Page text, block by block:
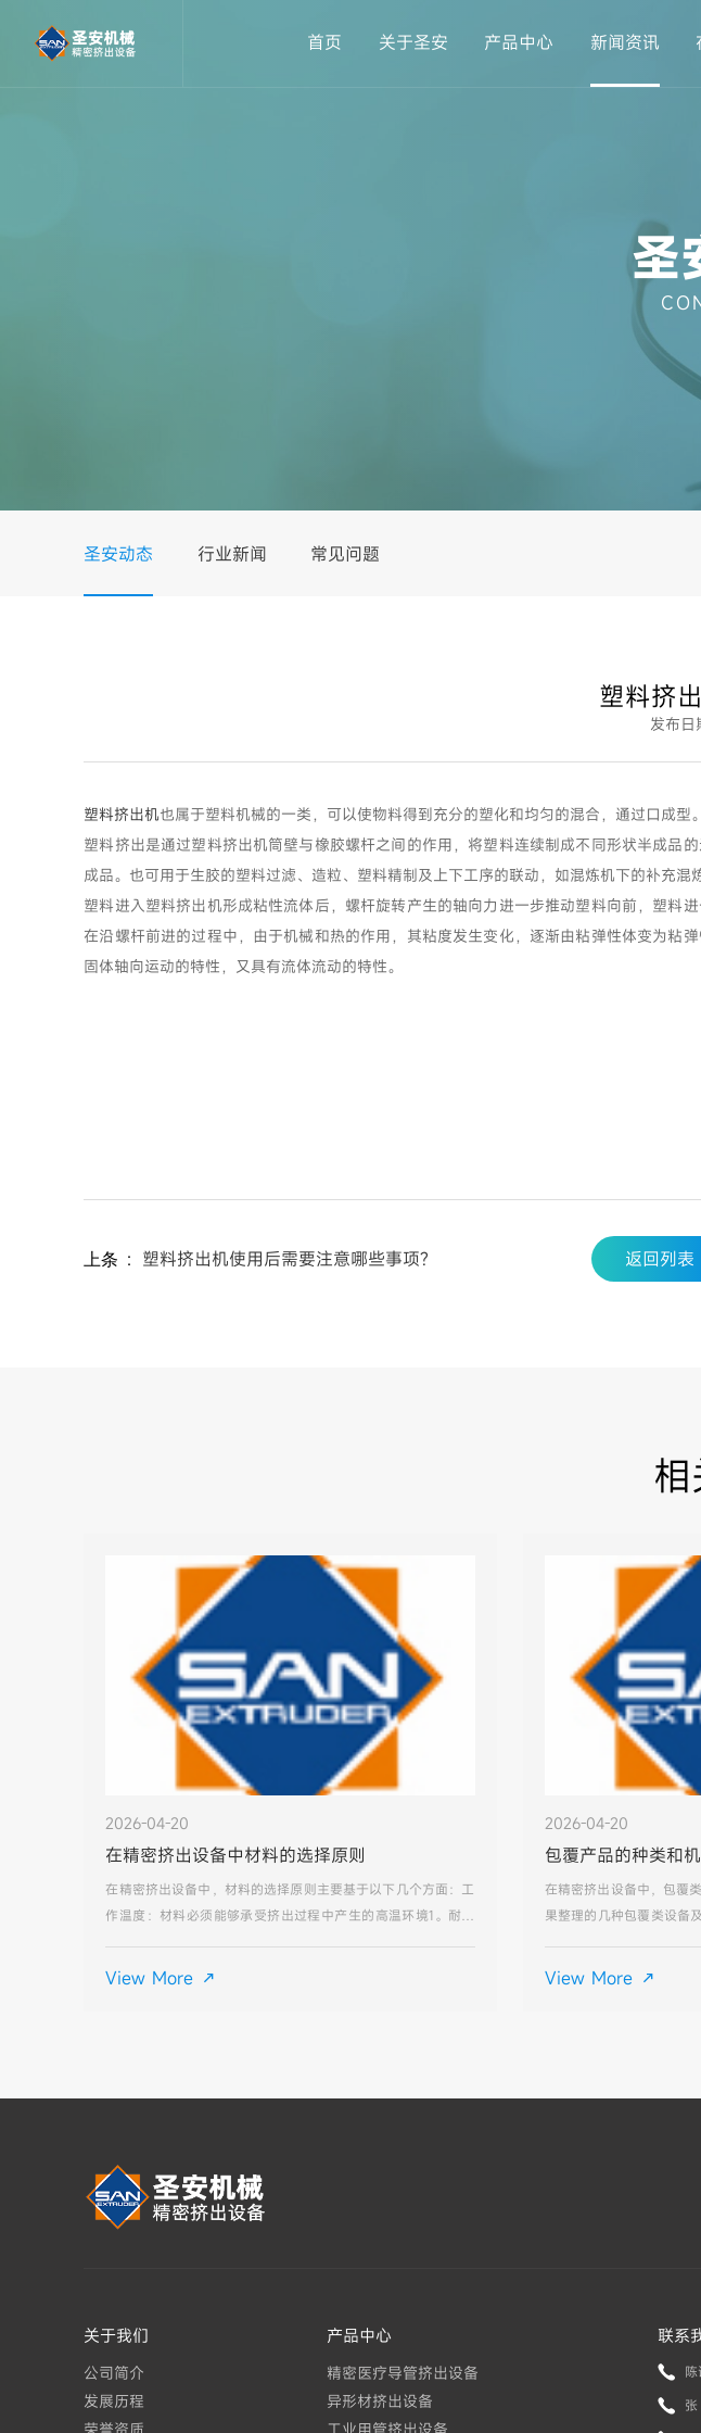
首页 关于圣安 产品中心 新闻资讯
圣
圣安动态 行业新闻 常见问题
塑料挤
发布
塑料挤出机也属于塑料机械的一类，可以使物料得到充分的塑化和均匀的混合，通过口成型。
塑料挤出是通过塑料挤出机筒壁与橡胶螺杆之间的作用，将塑料连续制成不同形状半成
成品。也可用于生胶的塑料过滤、造粒、塑料精制及上下工序的联动，如混炼机下的补充混
塑料进入塑料挤出机形成粘性流体后，螺杆旋转产生的轴向力进一步推动塑料向前，塑料
在沿螺杆前进的过程中，由于机械和热的作用，其粘度发生变化，逐渐由粘弹性体变为
固体轴向运动的特性，又具有流体流动的特性。
上条 ： 塑料挤出机使用后需要注意哪些事项? 返回列表
2026-04-20
在精密挤出设备中材料的选择原则
在精密挤出设备中，材料的选择原则主要基于以下几个方面：工
作温度：材料必须能够承受挤出过程中产生的高温环境1。耐磨
擦。抗腐蚀性：部分塑料添加剂可能对模具材料造成腐蚀，材料
View More 
2026-04-20
包覆产品的种类和
在精密挤出设备中，包覆
果整理的几种包覆类设备
材质、部分为镍合金、钛
View More 
关于我们
公司简介
发展历程
产品中心
精密医疗导管挤出设备
异形材挤出设备
联系